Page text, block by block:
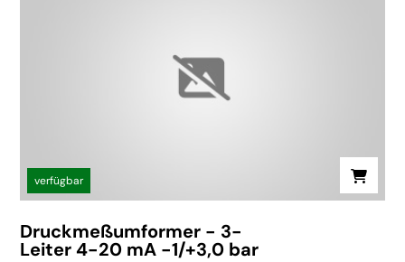
verfügbar
Druckmeßumformer - 3-
Leiter 4-20 mA -1/+3,0 bar